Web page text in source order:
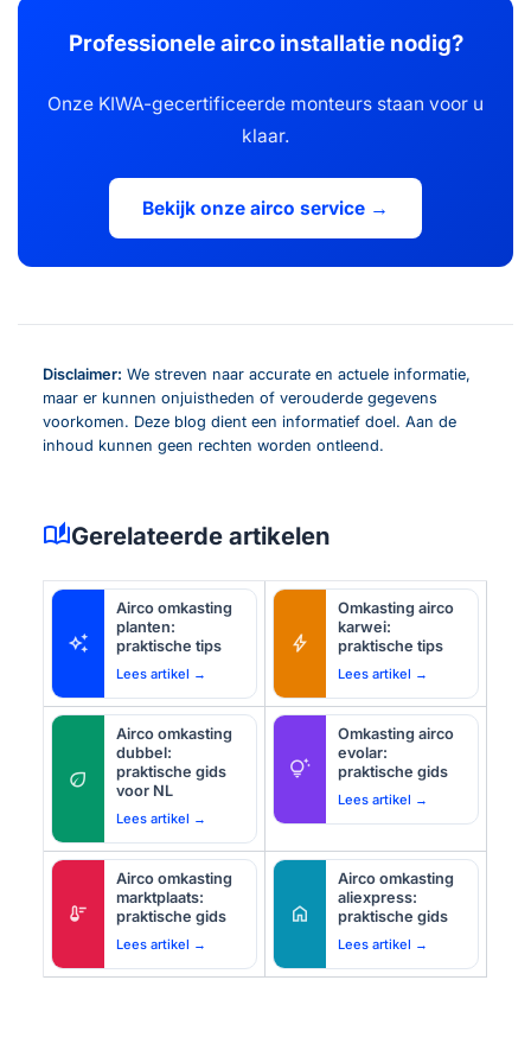
Professionele airco installatie nodig?
Onze KIWA-gecertificeerde monteurs staan voor u
klaar.
Bekijk onze airco service →
Disclaimer: We streven naar accurate en actuele informatie,
maar er kunnen onjuistheden of verouderde gegevens
voorkomen. Deze blog dient een informatief doel. Aan de
inhoud kunnen geen rechten worden ontleend.
auto_storiesGerelateerde artikelen
auto_awesome
Airco omkasting
planten:
praktische tips
Lees artikel →
bolt
Omkasting airco
karwei:
praktische tips
Lees artikel →
eco
Airco omkasting
dubbel:
praktische gids
voor NL
Lees artikel →
tips_and_updates
Omkasting airco
evolar:
praktische gids
Lees artikel →
thermostat
Airco omkasting
marktplaats:
praktische gids
Lees artikel →
home
Airco omkasting
aliexpress:
praktische gids
Lees artikel →